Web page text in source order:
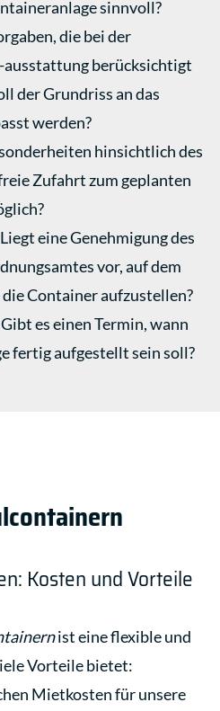
sinnvoll?
die bei der
ausstattung berücksichtigt
der Grundriss an das
werden?
hinsichtlich des
Zufahrt zum geplanten
Liegt eine Genehmigung des
vor, auf dem
Container aufzustellen?
Gibt es einen Termin, wann
fertig aufgestellt sein soll?
Kosten und Vorteile
ist eine flexible und
Vorteile bietet:
Mietkosten für unsere